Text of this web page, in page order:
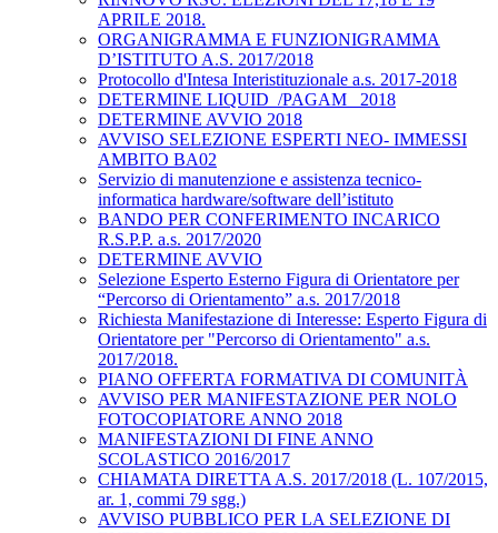
APRILE 2018.
ORGANIGRAMMA E FUNZIONIGRAMMA
D’ISTITUTO A.S. 2017/2018
Protocollo d'Intesa Interistituzionale a.s. 2017-2018
DETERMINE LIQUID_/PAGAM_ 2018
DETERMINE AVVIO 2018
AVVISO SELEZIONE ESPERTI NEO- IMMESSI
AMBITO BA02
Servizio di manutenzione e assistenza tecnico-
informatica hardware/software dell’istituto
BANDO PER CONFERIMENTO INCARICO
R.S.P.P. a.s. 2017/2020
DETERMINE AVVIO
Selezione Esperto Esterno Figura di Orientatore per
“Percorso di Orientamento” a.s. 2017/2018
Richiesta Manifestazione di Interesse: Esperto Figura di
Orientatore per "Percorso di Orientamento" a.s.
2017/2018.
PIANO OFFERTA FORMATIVA DI COMUNITÀ
AVVISO PER MANIFESTAZIONE PER NOLO
FOTOCOPIATORE ANNO 2018
MANIFESTAZIONI DI FINE ANNO
SCOLASTICO 2016/2017
CHIAMATA DIRETTA A.S. 2017/2018 (L. 107/2015,
ar. 1, commi 79 sgg.)
AVVISO PUBBLICO PER LA SELEZIONE DI